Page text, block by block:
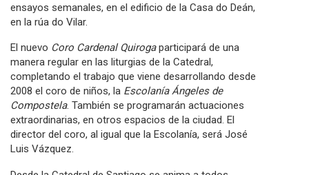
ensayos semanales, en el edificio de la Casa do Deán,
en la rúa do Vilar.
El nuevo Coro Cardenal Quirogaparticipará de una
manera regular en las liturgias de la Catedral,
completando el trabajo que viene desarrollando desde
2008 el coro de niños, la Escolanía Ángeles de
Compostela. También se programarán actuaciones
extraordinarias, en otros espacios de la ciudad. El
director del coro, al igual que la Escolanía, será José
Luis Vázquez.